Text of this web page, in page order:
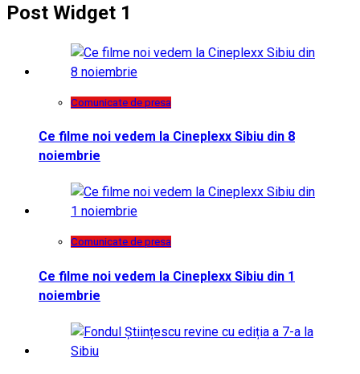
Post Widget 1
Comunicate de presa
Ce filme noi vedem la Cineplexx Sibiu din 8
noiembrie
Comunicate de presa
Ce filme noi vedem la Cineplexx Sibiu din 1
noiembrie